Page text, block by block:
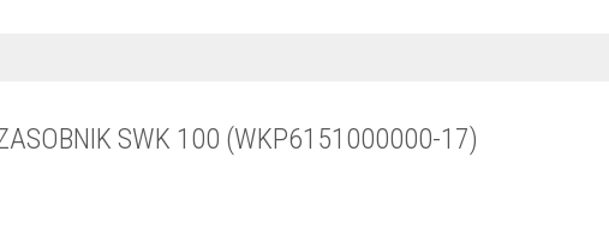
SWK 100 (WKP6151000000-17)